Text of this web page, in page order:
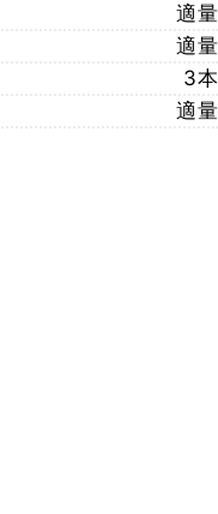
適量
適量
3本
適量